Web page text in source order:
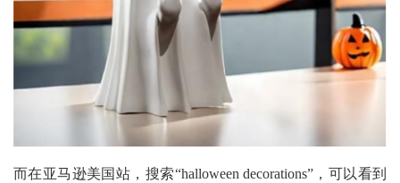
而在亚马逊美国站，搜索“halloween decorations”，可以看到